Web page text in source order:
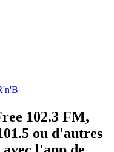
102.3 FM,
ou d'autres